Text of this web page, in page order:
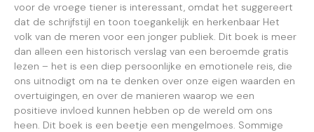
voor de vroege tiener is interessant, omdat het suggereert
dat de schrijfstijl en toon toegankelijk en herkenbaar Het
volk van de meren voor een jonger publiek. Dit boek is meer
dan alleen een historisch verslag van een beroemde gratis
lezen – het is een diep persoonlijke en emotionele reis, die
ons uitnodigt om na te denken over onze eigen waarden en
overtuigingen, en over de manieren waarop we een
positieve invloed kunnen hebben op de wereld om ons
heen. Dit boek is een beetje een mengelmoes. Sommige